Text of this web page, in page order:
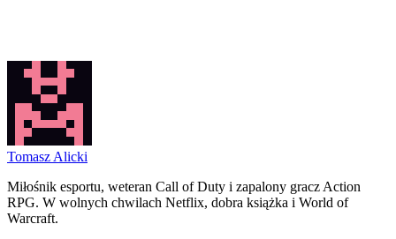
Tomasz Alicki
Miłośnik esportu, weteran Call of Duty i zapalony gracz Action
RPG. W wolnych chwilach Netflix, dobra książka i World of
Warcraft.